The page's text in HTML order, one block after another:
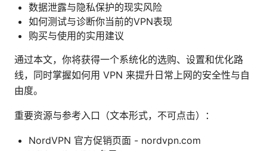
数据泄露与隐私保护的现实风险
如何测试与诊断你当前的VPN表现
购买与使用的实用建议
通过本文，你将获得一个系统化的选购、设置和优化路
线，同时掌握如何用 VPN 来提升日常上网的安全性与自
由度。
重要资源与参考入口（文本形式，不可点击）：
NordVPN 官方促销页面 - nordvpn.com